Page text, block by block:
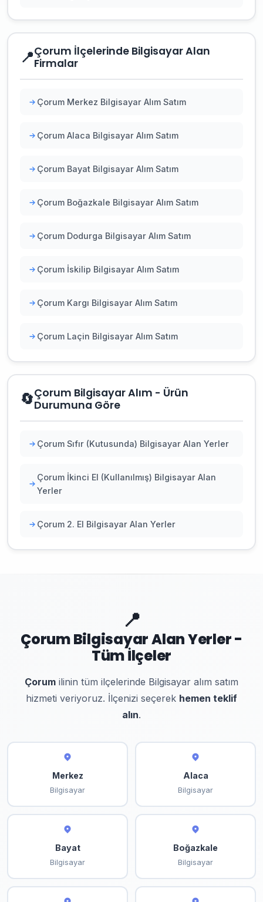
📍Çorum İlçelerinde Bilgisayar Alan
Firmalar
Çorum Merkez Bilgisayar Alım Satım
Çorum Alaca Bilgisayar Alım Satım
Çorum Bayat Bilgisayar Alım Satım
Çorum Boğazkale Bilgisayar Alım Satım
Çorum Dodurga Bilgisayar Alım Satım
Çorum İskilip Bilgisayar Alım Satım
Çorum Kargı Bilgisayar Alım Satım
Çorum Laçin Bilgisayar Alım Satım
🔄Çorum Bilgisayar Alım - Ürün
Durumuna Göre
Çorum Sıfır (Kutusunda) Bilgisayar Alan Yerler
Çorum İkinci El (Kullanılmış) Bilgisayar Alan
Yerler
Çorum 2. El Bilgisayar Alan Yerler
📍
Çorum Bilgisayar Alan Yerler -
Tüm İlçeler
Çorum ilinin tüm ilçelerinde Bilgisayar alım satım
hizmeti veriyoruz. İlçenizi seçerek hemen teklif
alın.
Merkez
Bilgisayar
Alaca
Bilgisayar
Bayat
Bilgisayar
Boğazkale
Bilgisayar